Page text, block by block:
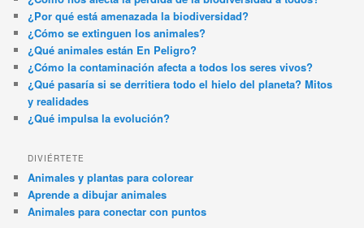
¿Por qué está amenazada la biodiversidad?
¿Cómo se extinguen los animales?
¿Qué animales están En Peligro?
¿Cómo la contaminación afecta a todos los seres vivos?
¿Qué pasaría si se derritiera todo el hielo del planeta? Mitos
y realidades
¿Qué impulsa la evolución?
DIVIÉRTETE
Animales y plantas para colorear
Aprende a dibujar animales
Animales para conectar con puntos